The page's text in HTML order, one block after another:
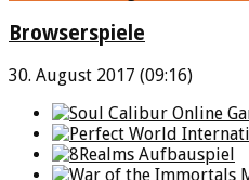
Browserspiele
30. August 2017 (09:16)